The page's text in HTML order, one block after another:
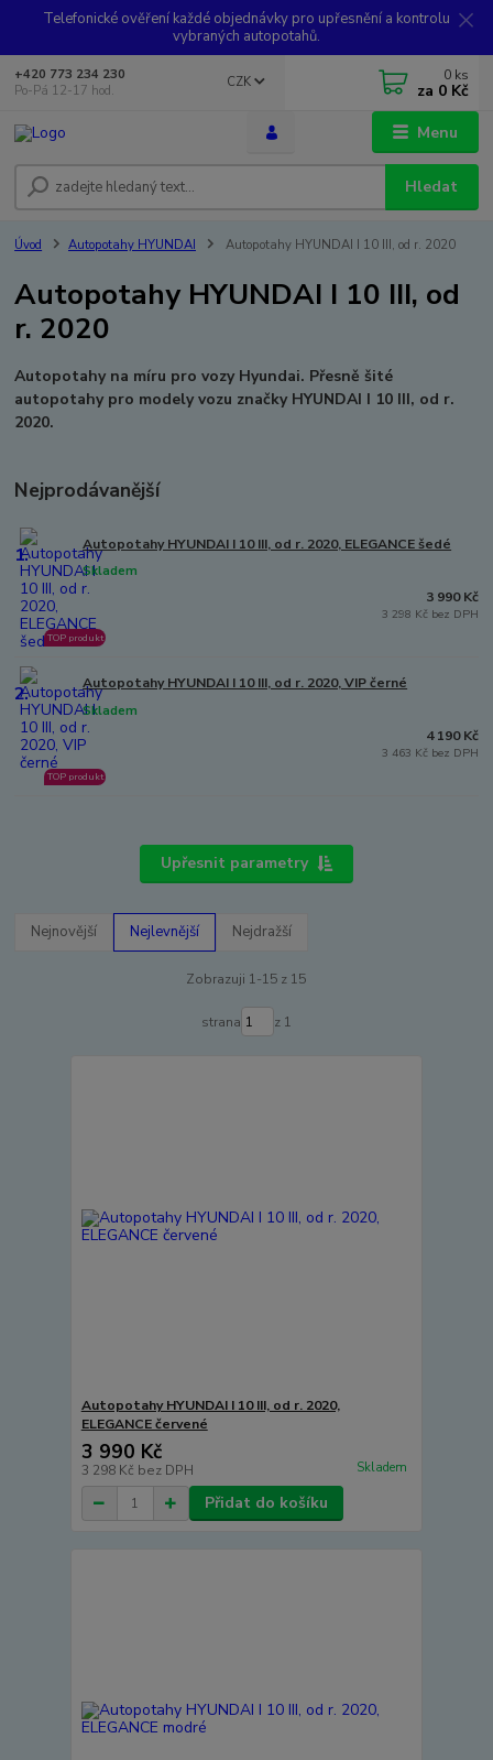
Telefonické ověření každé objednávky pro upřesnění a kontrolu
vybraných autopotahů.
Menu
CZK
Hledat
+420 773 234 230
Po-Pá 12-17 hod.
0 ks
za 0 Kč
Úvod Autopotahy HYUNDAI Autopotahy HYUNDAI I 10 III, od r. 2020
Autopotahy HYUNDAI I 10 III, od
r. 2020
Autopotahy na míru pro vozy Hyundai. Přesně šité
autopotahy pro modely vozu značky HYUNDAI I 10 III, od r.
2020.
Nejprodávanější
1. Autopotahy HYUNDAI I 10 III, od r. 2020, ELEGANCE šedé
Skladem
TOP produkt
3 990 Kč
3 298 Kč bez DPH
2. Autopotahy HYUNDAI I 10 III, od r. 2020, VIP černé
Skladem
TOP produkt
4 190 Kč
3 463 Kč bez DPH
Upřesnit parametry
Nejnovější Nejlevnější Nejdražší
Zobrazuji 1-15 z 15
strana z 1
Autopotahy HYUNDAI I 10 III, od r. 2020,
ELEGANCE červené
3 990 Kč
3 298 Kč bez DPH Skladem
Přidat do košíku